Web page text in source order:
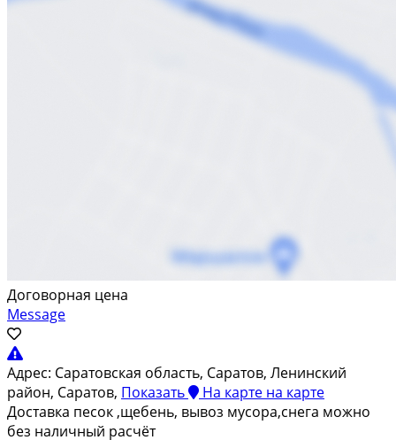
Договорная цена
Message
Адрес: Саратовская область, Саратов, Ленинский
район, Саратов, Показать На карте на карте
Доставка песок ,щебень, вывоз мусора,снега можно
без наличный расчёт